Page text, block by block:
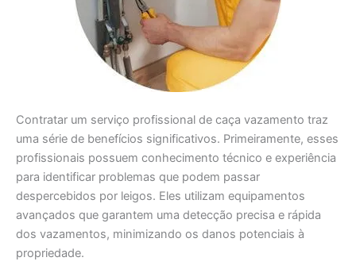
Contratar um serviço profissional de caça vazamento traz
uma série de benefícios significativos. Primeiramente, esses
profissionais possuem conhecimento técnico e experiência
para identificar problemas que podem passar
despercebidos por leigos. Eles utilizam equipamentos
avançados que garantem uma detecção precisa e rápida
dos vazamentos, minimizando os danos potenciais à
propriedade.